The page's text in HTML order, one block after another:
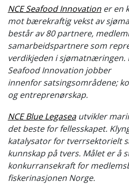
NCE Seafood Innovation er en
mot bærekraftig vekst av
består av 80 partnere,
samarbeidspartnere som
verdikjeden i sjømatnæringen.
Seafood Innovation jobber
innenfor satsingsområdene;
og entreprenørskap.
NCE Blue Legaseautvikler
det beste for fellesskapet.
katalysator for tverrsektorielt
kunnskap på tvers. Målet er å
konkurransekraft for
fiskerinasjonen Norge.